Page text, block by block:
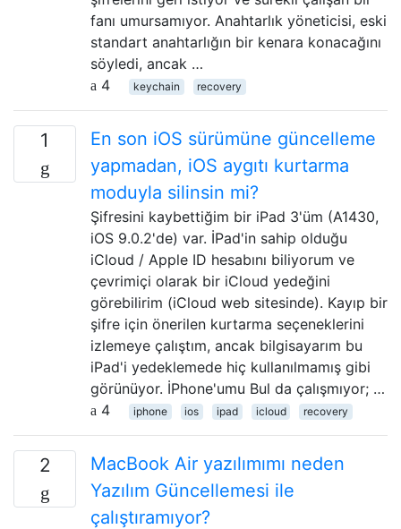
fanı umursamıyor. Anahtarlık yöneticisi, eski
standart anahtarlığın bir kenara konacağını
söyledi, ancak …
4
keychain recovery
1
En son iOS sürümüne güncelleme
yapmadan, iOS aygıtı kurtarma
moduyla silinsin mi?
Şifresini kaybettiğim bir iPad 3'üm (A1430,
iOS 9.0.2'de) var. İPad'in sahip olduğu
iCloud / Apple ID hesabını biliyorum ve
çevrimiçi olarak bir iCloud yedeğini
görebilirim (iCloud web sitesinde). Kayıp bir
şifre için önerilen kurtarma seçeneklerini
izlemeye çalıştım, ancak bilgisayarım bu
iPad'i yedeklemede hiç kullanılmamış gibi
görünüyor. İPhone'umu Bul da çalışmıyor; …
4
iphone ios ipad icloud recovery
2
MacBook Air yazılımımı neden
Yazılım Güncellemesi ile
çalıştıramıyor?